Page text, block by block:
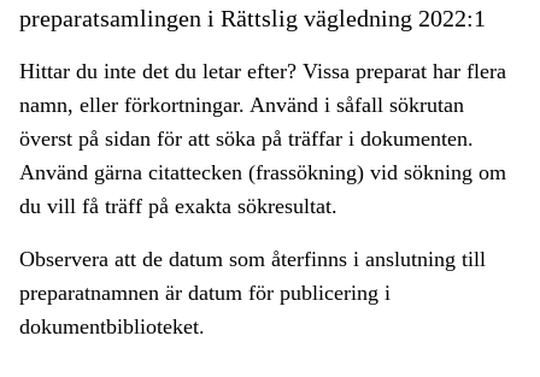
preparatsamlingen i Rättslig vägledning 2022:1
Hittar du inte det du letar efter? Vissa preparat har flera
namn, eller förkortningar. Använd i såfall sökrutan
överst på sidan för att söka på träffar i dokumenten.
Använd gärna citattecken (frassökning) vid sökning om
du vill få träff på exakta sökresultat.
Observera att de datum som återfinns i anslutning till
preparatnamnen är datum för publicering i
dokumentbiblioteket.